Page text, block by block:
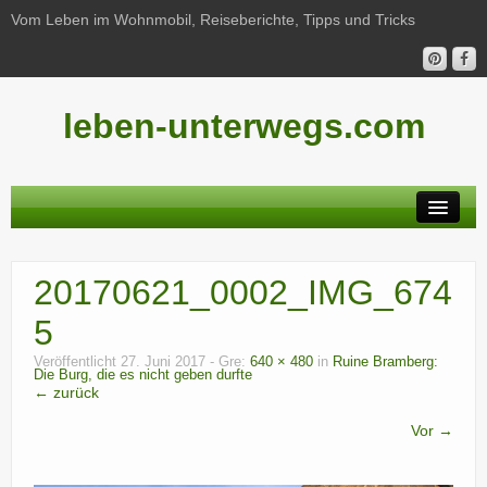
Vom Leben im Wohnmobil, Reiseberichte, Tipps und Tricks
leben-unterwegs.com
Reiseberichte
Unterwegs
Haushalt
20170621_0002_IMG_674
5
Veröffentlicht 27. Juni 2017 - Gre: 640 × 480 in Ruine Bramberg:
Die Burg, die es nicht geben durfte
← zurück
Vor →